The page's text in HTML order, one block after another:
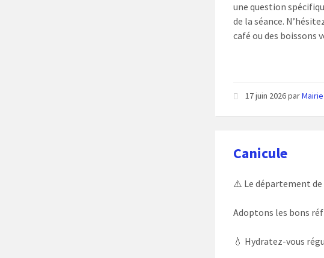
une question
de la séance.
café ou des boissons
17 juin 2026parMairie
Canicule
⚠️ Le département de
Adoptons les bons
💧 Hydratez-vous